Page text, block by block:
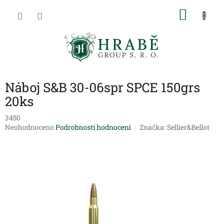
Náboj S&B 30-06spr SPCE 150grs
20ks
3450
Průměrné
Neohodnoceno Podrobnosti hodnocení Značka:Sellier&Bellot